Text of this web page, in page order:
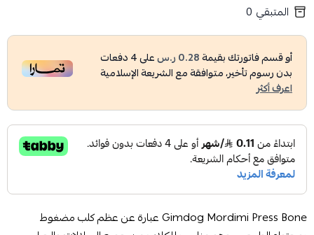
المتبقي 0
أو قسم فاتورتك بقيمة0.28 ر.س على4دفعات
بدون رسوم تأخير، متوافقة مع الشريعة الإسلامية
اعرف أكثر
Gimdog Mordimi Press Bone عبارة عن عظم كلب مضغوط